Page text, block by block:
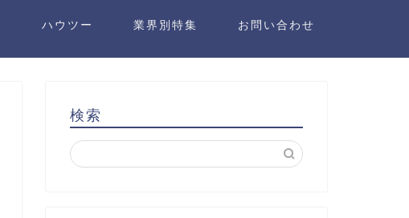
ハウツー 業界別特集 お問い合わせ
検索